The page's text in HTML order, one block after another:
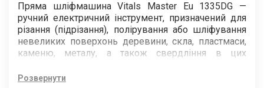
Пряма шліфмашина Vitals Master Eu 1335DG —
ручний електричний інструмент, призначений для
різання (підрізання), полірування або шліфування
невеликих поверхонь деревини, скла, пластмаси,
каменю, металу, а також свердління в цих
види робіт можна виконувати з дуже маленькими
Розвернути